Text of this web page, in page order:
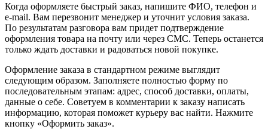
Когда оформляете быстрый заказ, напишите ФИО, телефон и
e-mail. Вам перезвонит менеджер и уточнит условия заказа.
По результатам разговора вам придет подтверждение
оформления товара на почту или через СМС. Теперь останется
только ждать доставки и радоваться новой покупке.
Оформление заказа в стандартном режиме выглядит
следующим образом. Заполняете полностью форму по
последовательным этапам: адрес, способ доставки, оплаты,
данные о себе. Советуем в комментарии к заказу написать
информацию, которая поможет курьеру вас найти. Нажмите
кнопку «Оформить заказ».